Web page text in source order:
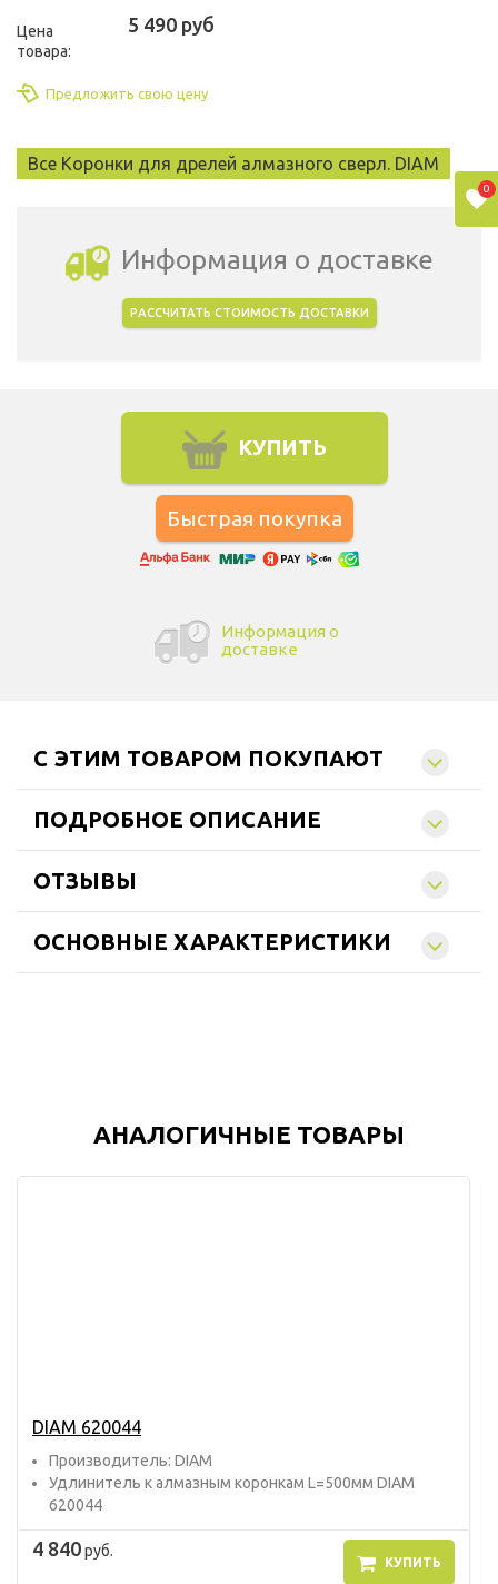
Цена
товара:
5 490 руб
Предложить свою цену
Все Коронки для дрелей алмазного сверл. DIAM
Информация о доставке
РАССЧИТАТЬ СТОИМОСТЬ ДОСТАВКИ
КУПИТЬ
Информация о
доставке
C ЭТИМ ТОВАРОМ ПОКУПАЮТ
ПОДРОБНОЕ ОПИСАНИЕ
ОТЗЫВЫ
ОСНОВНЫЕ ХАРАКТЕРИСТИКИ
АНАЛОГИЧНЫЕ ТОВАРЫ
DIAM 620044
Прoизвoдитель: DIAM
Удлинитель к алмазным коронкам L=500мм DIAM
620044
4 840руб.
КУПИТЬ
0